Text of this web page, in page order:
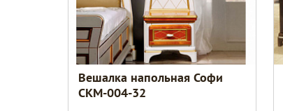
Вешалка напольная Софи
СКМ-004-32